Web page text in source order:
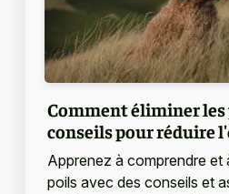
Comment éliminer les
conseils pour réduire
Apprenez à comprendre et
poils avec des conseils et